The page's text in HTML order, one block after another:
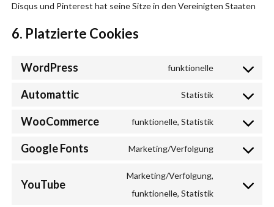
Disqus und Pinterest hat seine Sitze in den Vereinigten Staaten
6. Platzierte Cookies
WordPress funktionelle
Consent
wordpress
Automattic Statistik
Consent
automattic
WooCommerce funktionelle, Statistik
Consent
Google Fonts Marketing/Verfolgung
Consent
service
YouTube
Marketing/Verfolgung,
funktionelle, Statistik
Consent